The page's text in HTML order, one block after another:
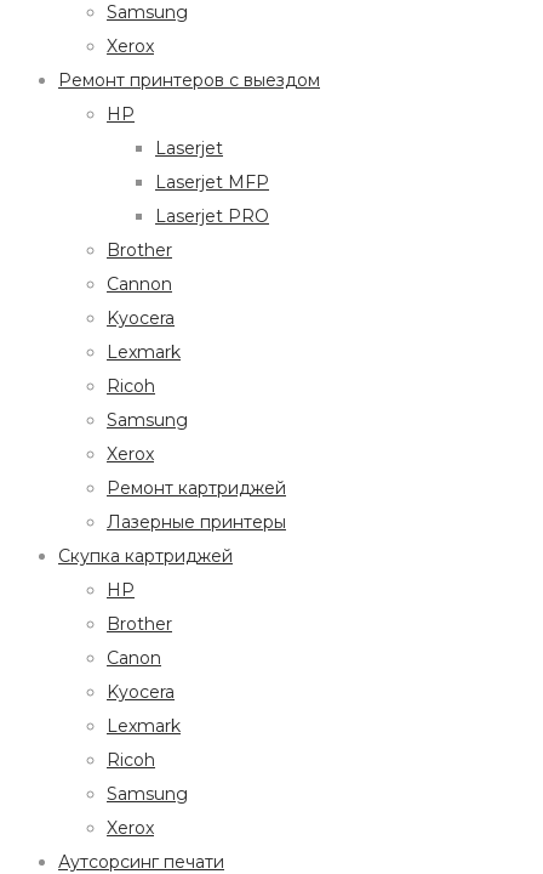
Samsung
Xerox
Ремонт принтеров с выездом
HP
Laserjet
Laserjet MFP
Laserjet PRO
Brother
Cannon
Kyocera
Lexmark
Ricoh
Samsung
Xerox
Ремонт картриджей
Лазерные принтеры
Скупка картриджей
HP
Brother
Canon
Kyocera
Lexmark
Ricoh
Samsung
Xerox
Аутсорсинг печати